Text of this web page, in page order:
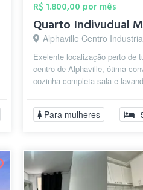
R$ 1.800,00 por mês
Alphaville Centro Industrial e Empresarial/
Exelente localização perto de
centro de Alphaville, ótima
cozinha completa sala e
Para mulheres